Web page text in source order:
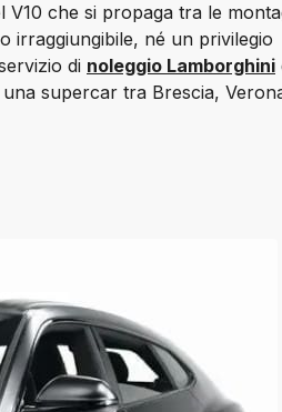
che si propaga tra le
irraggiungibile, né un privilegio
di noleggio Lamborghini
supercar tra Brescia,